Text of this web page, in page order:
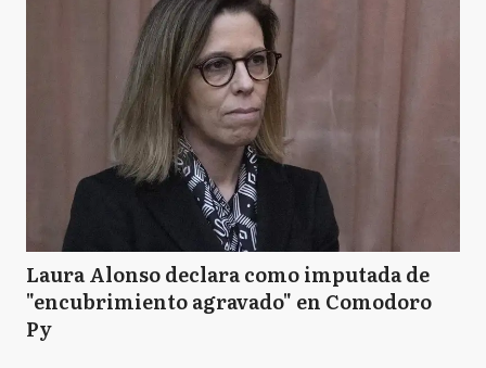
Laura Alonso declara como imputada de
"encubrimiento agravado" en Comodoro
Py